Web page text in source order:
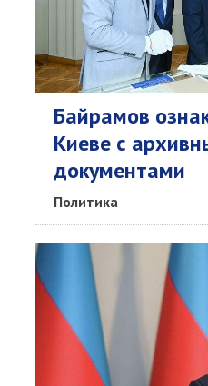
Байрамов
Киеве с
документами
Политика